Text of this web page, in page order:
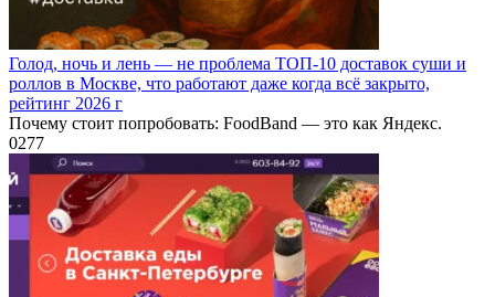
Голод, ночь и лень — не проблема ТОП-10 доставок суши и
роллов в Москве, что работают даже когда всё закрыто,
рейтинг 2026 г
Почему стоит попробовать: FoodBand — это как Яндекс.
0277